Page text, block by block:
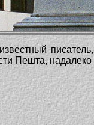
Пешта,